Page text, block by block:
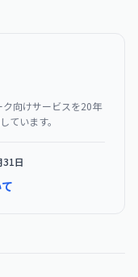
向けサービスを20年
ています。
日